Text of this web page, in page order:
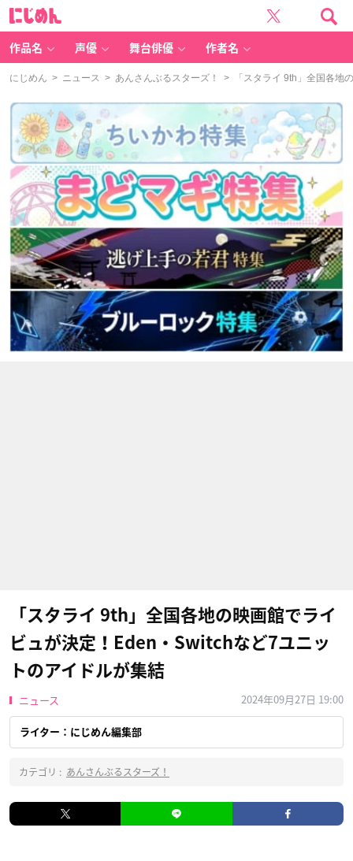
作品名 声優 舞台俳優 作者名
にじめん > ニュース > あんさんぶるスターズ！ > 「スタライ 9th」全国各地
「スタライ 9th」全国各地の映画館でライ
ビュが決定！Eden・Switchなど7ユニッ
トのアイドルが集結
ニュース 2024年09月27日 19:00
ライター：にじめん編集部
カテゴリ : あんさんぶるスターズ！